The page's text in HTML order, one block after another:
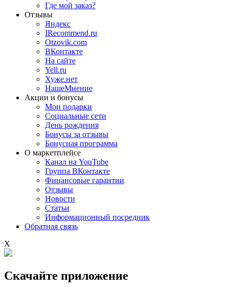
Где мой заказ?
Отзывы
Яндекс
IRecommend.ru
Otzovik.com
ВКонтакте
На сайте
Yell.ru
Хуже.нет
НашеМнение
Акции и бонусы
Мои подарки
Социальные сети
День рождения
Бонусы за отзывы
Бонусная программа
О маркетплейсе
Канал на YouTube
Группа ВКонтакте
Финансовые гарантии
Отзывы
Новости
Статьи
Информационный посредник
Обратная связь
X
Скачайте приложение